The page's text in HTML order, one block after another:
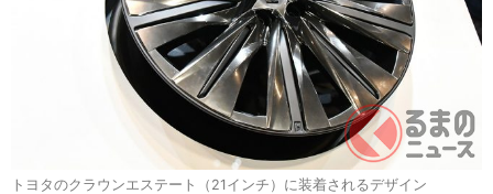
トヨタのクラウンエステート（21インチ）に装着されるデザイン